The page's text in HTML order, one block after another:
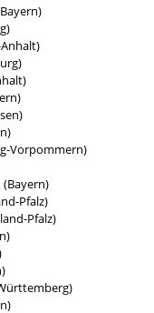
Vorpommern)
Pfalz)
Pfalz)